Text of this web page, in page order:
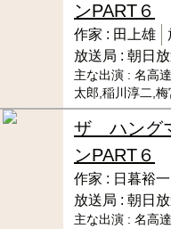
ンPART６
作家 : 田上雄
放送局 : 朝日
主な出演 : 名高
太郎,稲川淳二,
ザ ハング
ンPART６
作家 : 日暮裕一
放送局 : 朝日
主な出演 : 名高